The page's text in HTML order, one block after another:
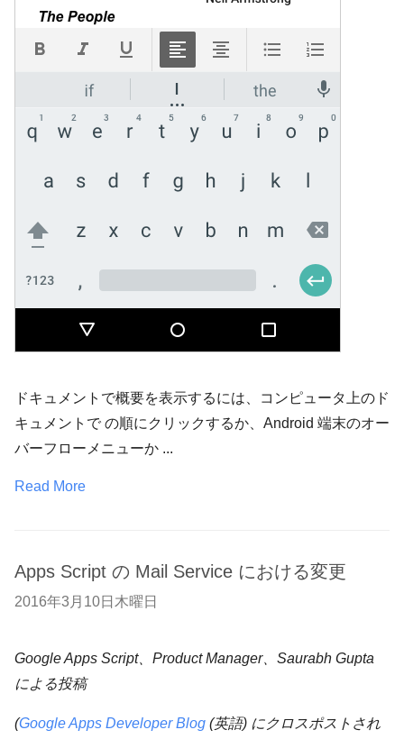
ドキュメントで概要を表示するには、コンピュータ上のド
キュメントで の順にクリックするか、Android 端末のオー
バーフローメニューか ...
Read More
Apps Script の Mail Service における変更
2016年3月10日木曜日
Google Apps Script、Product Manager、Saurabh Gupta
による投稿
(Google Apps Developer Blog (英語) にクロスポストされ